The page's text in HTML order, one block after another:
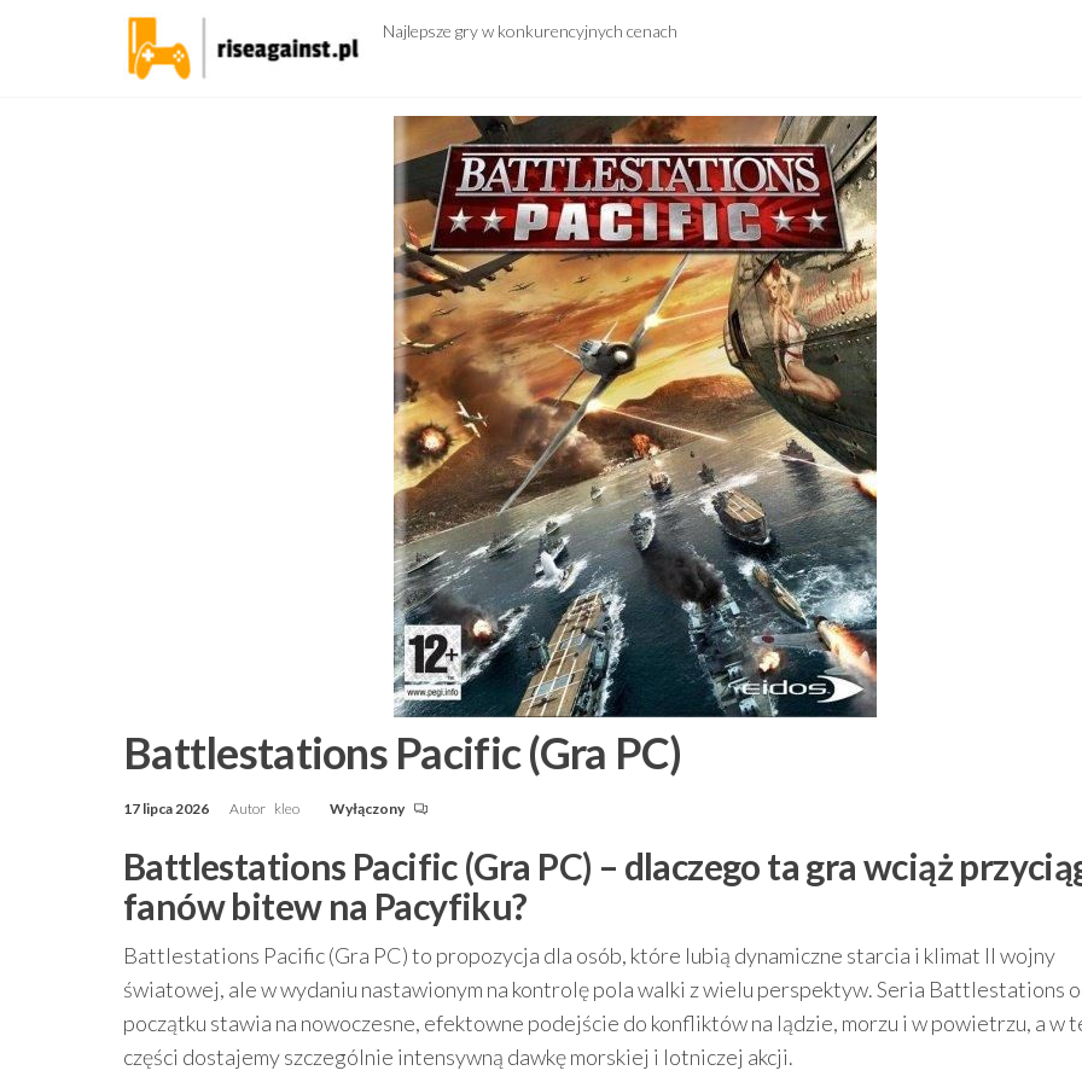
Najlepsze gry w konkurencyjnych cenach
Battlestations Pacific (Gra PC)
17 lipca 2026 Autor kleo Wyłączony
Battlestations Pacific (Gra PC) – dlaczego ta gra wciąż
fanów bitew na Pacyfiku?
Battlestations Pacific (Gra PC) to propozycja dla osób, które lubią dynamiczne starcia i klimat II wojny
światowej, ale w wydaniu nastawionym na kontrolę pola walki z wielu perspektyw. Seria Battlestations
początku stawia na nowoczesne, efektowne podejście do konfliktów na lądzie, morzu i w powietrzu, a w
części dostajemy szczególnie intensywną dawkę morskiej i lotniczej akcji.